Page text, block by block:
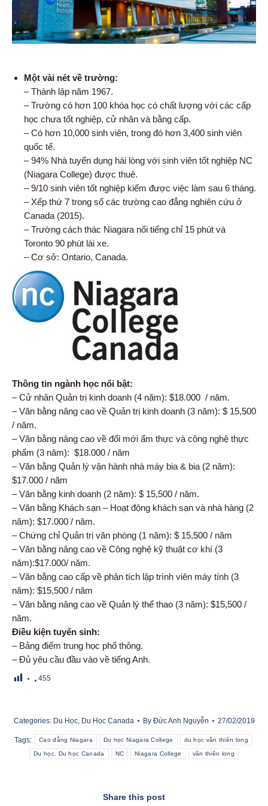
Một vài nét về trường:
– Thành lập năm 1967.
– Trường có hơn 100 khóa học có chất lượng với các cấp
học chưa tốt nghiệp, cử nhân và bằng cấp.
– Có hơn 10,000 sinh viên, trong đó hơn 3,400 sinh viên
quốc tế.
– 94% Nhà tuyển dụng hài lòng với sinh viên tốt nghiệp NC
(Niagara College) được thuê.
– 9/10 sinh viên tốt nghiệp kiếm được việc làm sau 6 tháng.
– Xếp thứ 7 trong số các trường cao đẳng nghiên cứu ở
Canada (2015).
– Trường cách thác Niagara nổi tiếng chỉ 15 phút và
Toronto 90 phút lái xe.
– Cơ sở: Ontario, Canada.
Thông tin ngành học nổi bật:
– Cử nhân Quản trị kinh doanh (4 năm): $18.000 / năm.
– Văn bằng nâng cao về Quản trị kinh doanh (3 năm): $ 15,500
/ năm.
– Văn bằng nâng cao về đổi mới ẩm thực và công nghệ thực
phẩm (3 năm): $18.000 / năm
– Văn bằng Quản lý vận hành nhà máy bia & bia (2 năm):
$17.000 / năm
– Văn bằng kinh doanh (2 năm): $ 15,500 / năm.
– Văn bằng Khách sạn – Hoạt động khách sạn và nhà hàng (2
năm): $17.000 / năm.
– Chứng chỉ Quản trị văn phòng (1 năm): $ 15,500 / năm
– Văn bằng nâng cao về Công nghệ kỹ thuật cơ khí (3
năm):$17.000/ năm.
– Văn bằng cao cấp về phân tích lập trình viên máy tính (3
năm): $15,500 / năm
– Văn bằng nâng cao về Quản lý thể thao (3 năm): $15,500 /
năm.
Điều kiện tuyển sinh:
– Bảng điểm trung học phổ thông.
– Đủ yêu cầu đầu vào về tiếng Anh.
455
Categories: Du Học, Du Học Canada By Đức Anh Nguyễn 27/02/2019
Tags: Cao đẳng Niagara Du học Niagara College du học vân thiên long
Du học. Du học Canada NC Niagara College vân thiên long
Share this post